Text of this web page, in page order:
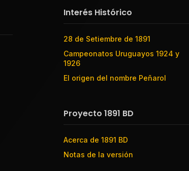
Interés Histórico
28 de Setiembre de 1891
Campeonatos Uruguayos 1924 y
1926
El origen del nombre Peñarol
Proyecto 1891 BD
Acerca de 1891 BD
Notas de la versión